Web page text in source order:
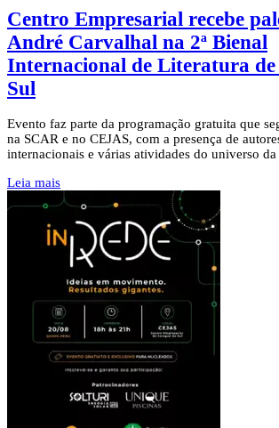
Centro Empresarial recebe
André Carvalhal na 2ª Bienal
Internacional de Literatura
Sul
Evento faz parte da programação gratuita que
na SCAR e no CEJAS, com a presença de
internacionais e várias atividades do universo
Leia mais